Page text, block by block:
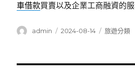
車借款買賣以及企業工商融資的
作
admin
發
2024-08-14
分
旅遊分類